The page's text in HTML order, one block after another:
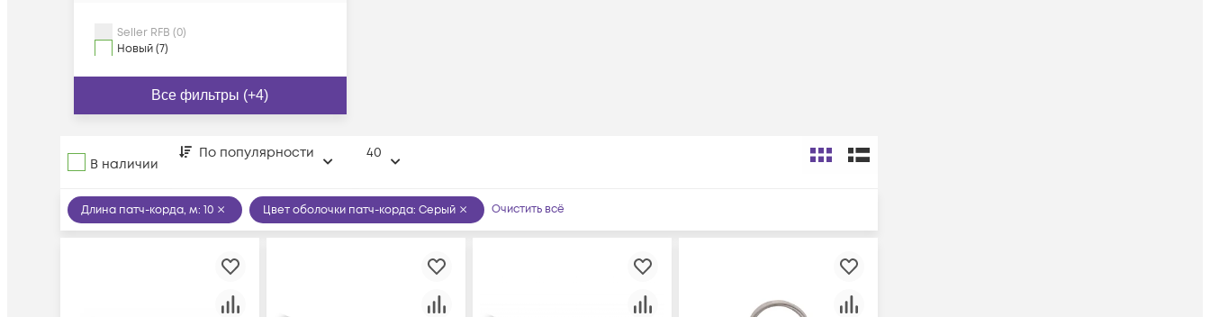
Seller RFB (0)
Новый (7)
Все фильтры (+4)
В наличии
По популярности 40
Длина патч-корда, м: 10 Цвет оболочки патч-корда: Серый Очистить всё